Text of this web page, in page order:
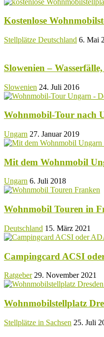
Kostenlose
Stellplätze Deutschland 6. Mai
Slowenien –
Slowenien 24. Juli 2016
Wohnmobil-Tour nach
Ungarn 27. Januar 2019
Mit dem Wohnmobil
Ungarn 6. Juli 2018
Wohnmobil Touren in
Deutschland 15. März 2021
Campingcard ACSI
Ratgeber 29. November 2021
Wohnmobilstellplatz
Stellplätze in Sachsen 25. Juli